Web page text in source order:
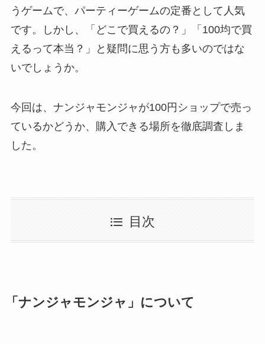
うゲームで、パーティーゲームの定番として人気
です。しかし、「どこで買えるの？」「100均で買
えるって本当？」と疑問に思う方も多いのではな
いでしょうか。
今回は、ナンジャモンジャが100円ショップで売っ
ているかどうか、購入できる場所を徹底調査しま
した。
目次
「ナンジャモンジャ」について